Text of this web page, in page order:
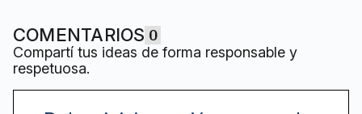
COMENTARIOS 0
Compartí tus ideas de forma responsable y
respetuosa.